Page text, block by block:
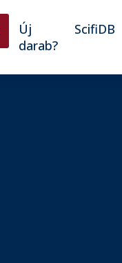
Új
darab?
ScifiDB